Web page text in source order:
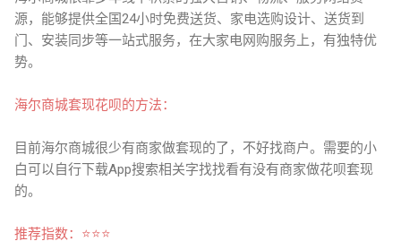
源，能够提供全国24小时免费送货、家电选购设计、送货到
门、安装同步等一站式服务，在大家电网购服务上，有独特优
势。
海尔商城套现花呗的方法：
目前海尔商城很少有商家做套现的了，不好找商户。需要的小
白可以自行下载App搜索相关字找找看有没有商家做花呗套现
的。
推荐指数：⭐⭐⭐